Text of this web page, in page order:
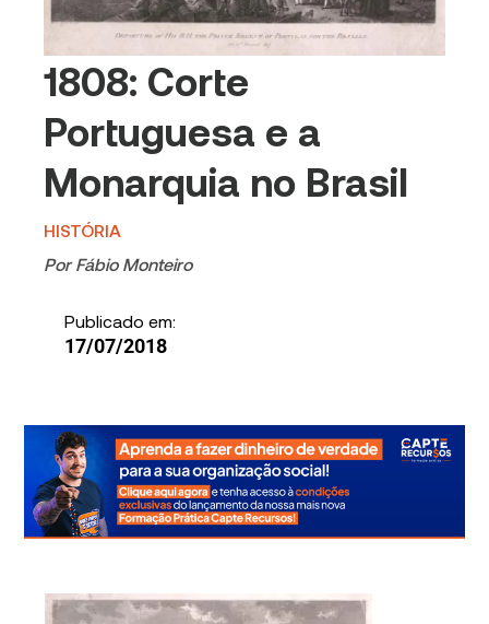
1808: Corte
Portuguesa e a
Monarquia no Brasil
HISTÓRIA
Por Fábio Monteiro
Publicado em:
17/07/2018